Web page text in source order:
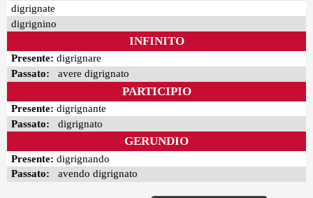
digrignate
digrignino
INFINITO
Presente: digrignare
Passato: avere digrignato
PARTICIPIO
Presente: digrignante
Passato: digrignato
GERUNDIO
Presente: digrignando
Passato: avendo digrignato